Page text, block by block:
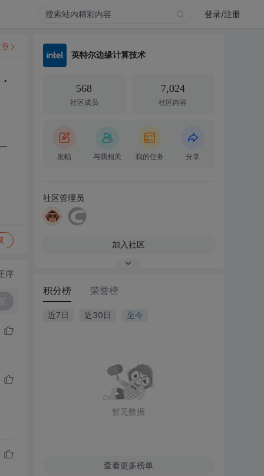
登录/注册
序
英特尔边缘计算技术
568
社区成员
7,024
社区内容
发帖 与我相关 我的任务 分享
社区管理员
加入社区
积分榜 荣誉榜
近7日 近30日 至今
暂无数据
查看更多榜单